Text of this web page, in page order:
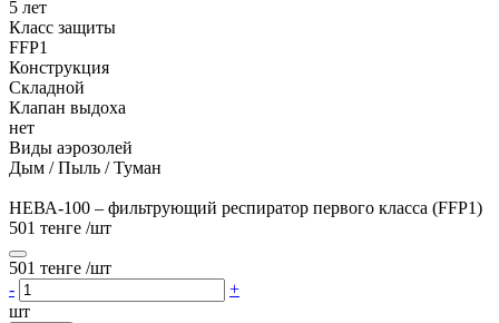
5 лет
Класс защиты
FFP1
Конструкция
Складной
Клапан выдоха
нет
Виды аэрозолей
Дым / Пыль / Туман
НЕВА-100 – фильтрующий респиратор первого класса (FFP1)
501 тенге /шт
501 тенге /шт
-
+
шт